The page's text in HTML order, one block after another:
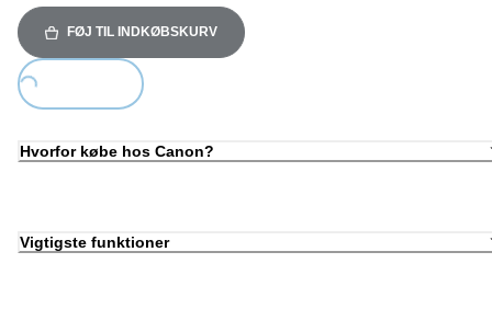
FØJ TIL INDKØBSKURV
Loading...
Hvorfor købe hos Canon?
Vigtigste funktioner